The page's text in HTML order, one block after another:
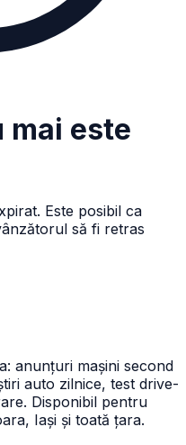
mai este
Este posibil ca
să fi retras
anunțuri mașini second
auto zilnice, test drive-
Disponibil pentru
Iași și toată țara.